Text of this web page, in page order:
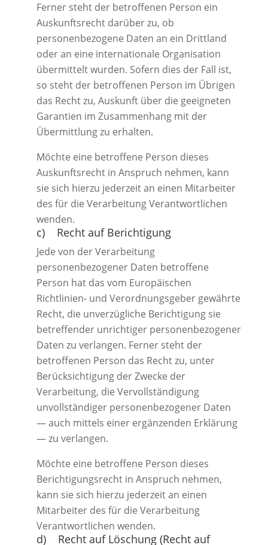
Ferner steht der betroffenen Person ein
Auskunftsrecht darüber zu, ob
personenbezogene Daten an ein Drittland
oder an eine internationale Organisation
übermittelt wurden. Sofern dies der Fall ist,
so steht der betroffenen Person im Übrigen
das Recht zu, Auskunft über die geeigneten
Garantien im Zusammenhang mit der
Übermittlung zu erhalten.
Möchte eine betroffene Person dieses
Auskunftsrecht in Anspruch nehmen, kann
sie sich hierzu jederzeit an einen Mitarbeiter
des für die Verarbeitung Verantwortlichen
wenden.
c) Recht auf Berichtigung
Jede von der Verarbeitung
personenbezogener Daten betroffene
Person hat das vom Europäischen
Richtlinien- und Verordnungsgeber gewährte
Recht, die unverzügliche Berichtigung sie
betreffender unrichtiger personenbezogener
Daten zu verlangen. Ferner steht der
betroffenen Person das Recht zu, unter
Berücksichtigung der Zwecke der
Verarbeitung, die Vervollständigung
unvollständiger personenbezogener Daten
— auch mittels einer ergänzenden Erklärung
— zu verlangen.
Möchte eine betroffene Person dieses
Berichtigungsrecht in Anspruch nehmen,
kann sie sich hierzu jederzeit an einen
Mitarbeiter des für die Verarbeitung
Verantwortlichen wenden.
d) Recht auf Löschung (Recht auf